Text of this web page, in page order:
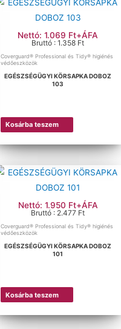
Nettó: 1.069 Ft+ÁFA
Bruttó : 1.358 Ft
Coverguard® Professional és Tidy® higiénés
védőeszközök
EGÉSZSÉGÜGYI KÖRSAPKA DOBOZ
103
Kosárba teszem
Nettó: 1.950 Ft+ÁFA
Bruttó : 2.477 Ft
Coverguard® Professional és Tidy® higiénés
védőeszközök
EGÉSZSÉGÜGYI KÖRSAPKA DOBOZ
101
Kosárba teszem